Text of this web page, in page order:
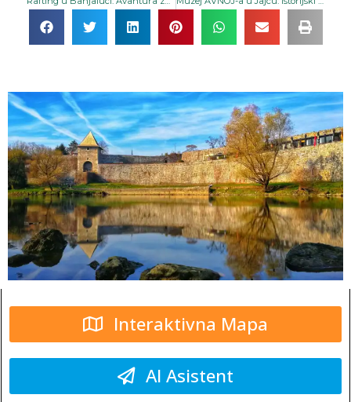
Interaktivna Mapa
AI Asistent